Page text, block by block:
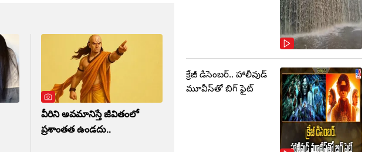
వీరిని అవమానిస్తే జీవితంలో
ప్రశాంతత ఉండదు..
క్రేజీ డిసెంబర్‌.. హాలీవుడ్
మూవీస్‌తో బిగ్ ఫైట్‌